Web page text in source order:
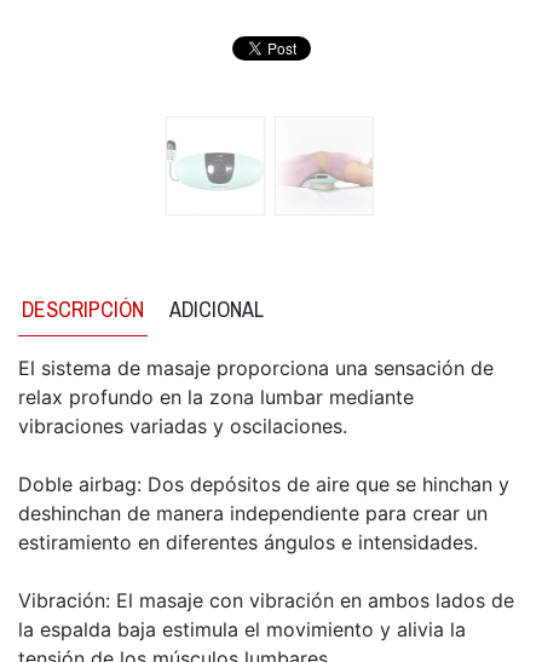
DESCRIPCIÓN ADICIONAL
El sistema de masaje proporciona una sensación de
relax profundo en la zona lumbar mediante
vibraciones variadas y oscilaciones.
Doble airbag: Dos depósitos de aire que se hinchan y
deshinchan de manera independiente para crear un
estiramiento en diferentes ángulos e intensidades.
Vibración: El masaje con vibración en ambos lados de
la espalda baja estimula el movimiento y alivia la